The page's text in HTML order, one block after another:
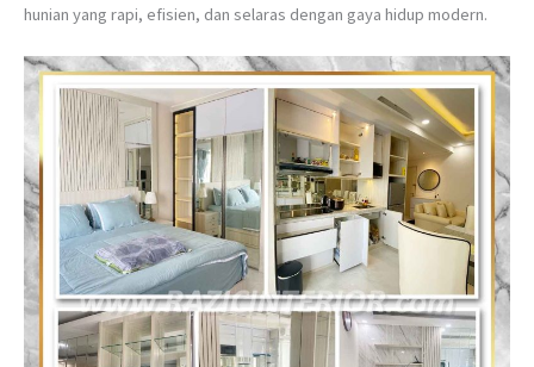
hunian yang rapi, efisien, dan selaras dengan gaya hidup modern.